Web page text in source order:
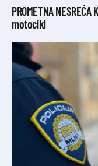
PROMETNA
motocikl